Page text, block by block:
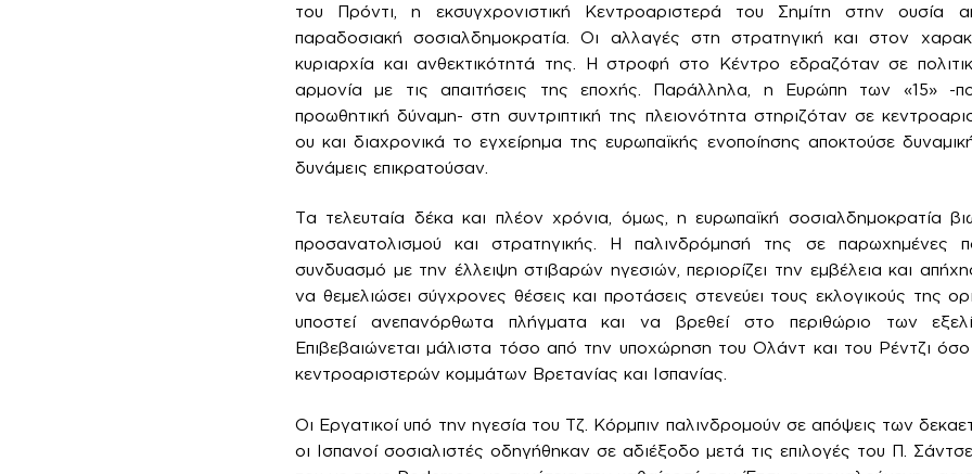
του Πρόντι, η εκσυγχρονιστική Κεντροαριστερά του Σημίτη στην ουσία
παραδοσιακή σοσιαλδημοκρατία. Οι αλλαγές στη στρατηγική και στον
κυριαρχία και ανθεκτικότητά της. Η στροφή στο Κέντρο εδραζόταν σε
αρμονία με τις απαιτήσεις της εποχής. Παράλληλα, η Ευρώπη των «15» -
προωθητική δύναμη- στη συντριπτική της πλειονότητα στηριζόταν σε
ου και διαχρονικά το εγχείρημα της ευρωπαϊκής ενοποίησης αποκτούσε
δυνάμεις επικρατούσαν.
Τα τελευταία δέκα και πλέον χρόνια, όμως, η ευρωπαϊκή σοσιαλδημοκρατία
προσανατολισμού και στρατηγικής. Η παλινδρόμησή της σε παρωχημένες
συνδυασμό με την έλλειψη στιβαρών ηγεσιών, περιορίζει την εμβέλεια και
να θεμελιώσει σύγχρονες θέσεις και προτάσεις στενεύει τους εκλογικούς της
υποστεί ανεπανόρθωτα πλήγματα και να βρεθεί στο περιθώριο των
Επιβεβαιώνεται μάλιστα τόσο από την υποχώρηση του Ολάντ και του Ρέντζι
κεντροαριστερών κομμάτων Βρετανίας και Ισπανίας.
Οι Εργατικοί υπό την ηγεσία του Τζ. Κόρμπιν παλινδρομούν σε απόψεις των
οι Ισπανοί σοσιαλιστές οδηγήθηκαν σε αδιέξοδο μετά τις επιλογές του Π.